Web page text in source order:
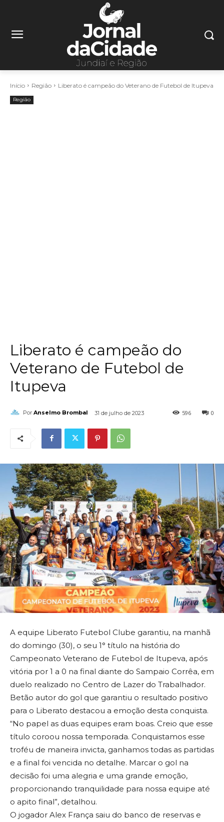
Início Região Liberato é campeão do Veterano de Futebol de Itupeva
Região
Liberato é campeão do
Veterano de Futebol de
Itupeva
Por Anselmo Brombal 31 de julho de 2023 0
596
A equipe Liberato Futebol Clube garantiu, na manhã
do domingo (30), o seu 1° título na história do
Campeonato Veterano de Futebol de Itupeva, após
vitória por 1 a 0 na final diante do Sampaio Corrêa, em
duelo realizado no Centro de Lazer do Trabalhador.
Betão autor do gol que garantiu o resultado positivo
para o Liberato destacou a emoção desta conquista.
“No papel as duas equipes eram boas. Creio que esse
título coroou nossa temporada. Conquistamos esse
troféu de maneira invicta, ganhamos todas as partidas
e a final foi vencida no detalhe. Marcar o gol na
decisão foi uma alegria e uma grande emoção,
proporcionando tranquilidade para nossa equipe até
o apito final”, detalhou.
O jogador Alex França saiu do banco de reservas e